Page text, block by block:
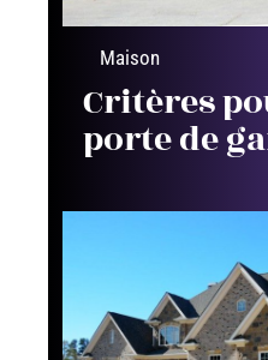
Maison
Critères
porte de